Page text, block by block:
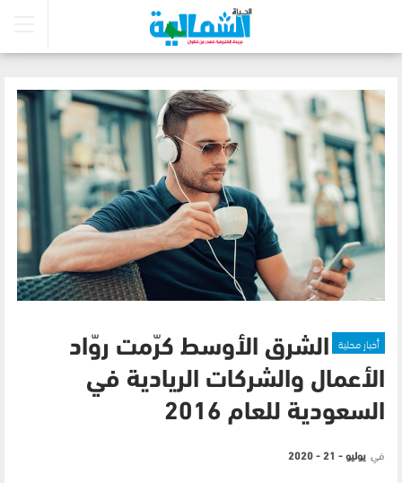
أخبار محلية الشرق الأوسط كرّمت روّاد
الأعمال والشركات الريادية في
السعودية للعام 2016
في يوليو - 21 - 2020